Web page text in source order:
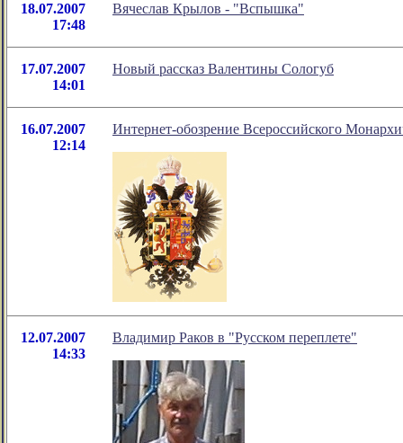
18.07.2007
17:48
Вячеслав Крылов - "Вспышка"
17.07.2007
14:01
Новый рассказ Валентины Сологуб
16.07.2007
12:14
Интернет-обозрение Всероссийского
12.07.2007
14:33
Владимир Раков в "Русском переплете"